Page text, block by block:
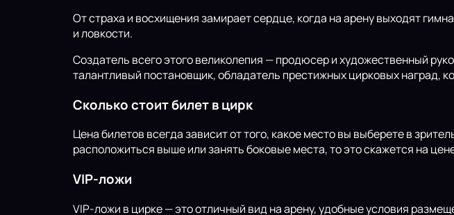
От страха и восхищения замирает сердце, когда на арену выходят
и ловкости.
Создатель всего этого великолепия — продюсер и художественный
талантливый постановщик, обладатель престижных цирковых наград,
Сколько стоит билет в цирк
Цена билетов всегда зависит от того, какое место вы выберете в
расположиться выше или занять боковые места, то это скажется на
VIP-ложи
VIP-ложи в цирке — это отличный вид на арену, удобные условия